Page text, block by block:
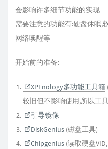
会影响许多细节功能的实现
需要注意的功能有:硬盘休眠,
网络唤醒等
开始前的准备:
XPEnology多功能工具箱
较旧但不影响使用,所以工
引导镜像
DiskGenius (磁盘工具)
Chipgenius (读取硬盘